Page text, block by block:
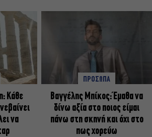
Κάθε
να
ΠΡΟΣΩΠΑ
Βαγγέλης Μπίκος: Έμαθα να
δίνω αξία στο ποιος είμαι
πάνω στη σκηνή και όχι στο
πως χορεύω